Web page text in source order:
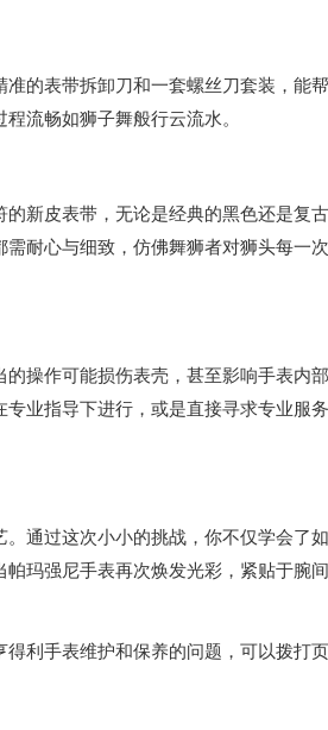
的表带拆卸刀和一套螺丝刀套装，能
流畅如狮子舞般行云流水。
新皮表带，无论是经典的黑色还是复
耐心与细致，仿佛舞狮者对狮头每一
操作可能损伤表壳，甚至影响手表内
业指导下进行，或是直接寻求专业服
通过这次小小的挑战，你不仅学会了
玛强尼手表再次焕发光彩，紧贴于腕间
利手表维护和保养的问题，可以拨打